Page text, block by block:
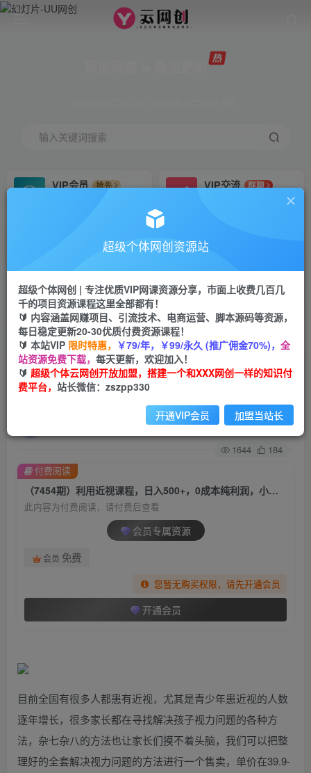
输入关键词搜索
VIP会员
抢先
VIP交流
群聊
研究探讨更多创业项目路子。
会员专属推广链接
招募站长
挂机
项目
脚本卡密
APP下载
GO
首页 创业课程 会员专属 正文
（7454期）利用近视课程，日入500+，0成本纯利
润，小白轻松上手（附资料）
关注 私信
1644 184
（7454期）利用近视课程，日入500+，0成本纯利润，小白轻松上手（附资料）
此内容为付费阅读，请付费后查看
会员专属资源
会员 免费
您暂无购买权限，请先开通会员
开通会员
付费阅读
目前全国有很多人都患有近视，尤其是青少年患近视的人数
逐年增长，很多家长都在寻找解决孩子视力问题的各种方
法，杂七杂八的方法也让家长们摸不着头脑，我们可以把整
理好的全套解决视力问题的方法进行一个售卖，单价在39.9-
超级个体网创资源站
超级个体网创 | 专注优质VIP网课资源分享，市面上收费几百几
千的项目资源课程这里全部都有！
🔰 内容涵盖网赚项目、引流技术、电商运营、脚本源码等资源，
每日稳定更新20-30优质付费资源课程！
🔰 本站VIP 限时特惠， ￥79/年，￥99/永久 (推广佣金70%)， 全
站资源免费下载， 每天更新，欢迎加入！
🔰 超级个体云网创开放加盟，搭建一个和XXX网创一样的知识付
费平台， 站长微信：zszpp330
开通VIP会员 加盟当站长